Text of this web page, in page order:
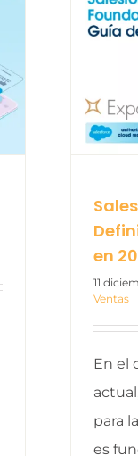
en
11
Ventas
En el
para
es